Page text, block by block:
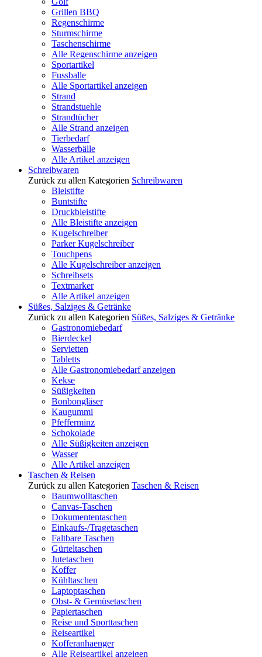
Grillen BBQ
Regenschirme
Sturmschirme
Taschenschirme
Alle Regenschirme anzeigen
Sportartikel
Fussballe
Alle Sportartikel anzeigen
Strand
Strandstuehle
Strandtücher
Alle Strand anzeigen
Tierbedarf
Wasserbälle
Alle Artikel anzeigen
Schreibwaren
Zurück zu allen Kategorien Schreibwaren
Bleistifte
Buntstifte
Druckbleistifte
Alle Bleistifte anzeigen
Kugelschreiber
Parker Kugelschreiber
Touchpens
Alle Kugelschreiber anzeigen
Schreibsets
Textmarker
Alle Artikel anzeigen
Süßes, Salziges & Getränke
Zurück zu allen Kategorien Süßes, Salziges & Getränke
Gastronomiebedarf
Bierdeckel
Servietten
Tabletts
Alle Gastronomiebedarf anzeigen
Kekse
Süßigkeiten
Bonbongläser
Kaugummi
Pfefferminz
Schokolade
Alle Süßigkeiten anzeigen
Wasser
Alle Artikel anzeigen
Taschen & Reisen
Zurück zu allen Kategorien Taschen & Reisen
Baumwolltaschen
Canvas-Taschen
Dokumententaschen
Einkaufs-/Tragetaschen
Faltbare Taschen
Gürteltaschen
Jutetaschen
Koffer
Kühltaschen
Laptoptaschen
Obst- & Gemüsetaschen
Papiertaschen
Reise und Sporttaschen
Reiseartikel
Kofferanhaenger
Alle Reiseartikel anzeigen